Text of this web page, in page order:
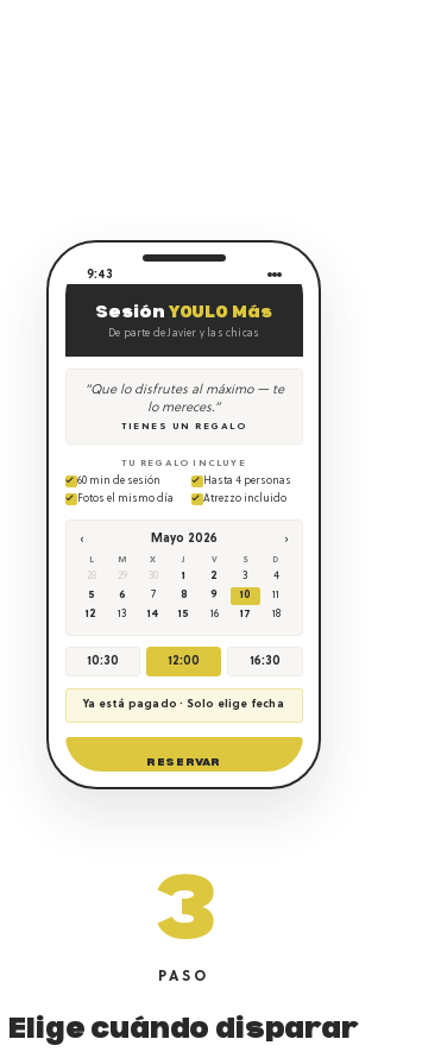
9:43
Sesión YOULO Más
De parte de Javier y las chicas
“Que lo disfrutes al máximo — te
lo mereces.”
TIENES UN REGALO
TU REGALO INCLUYE
60 min de sesión
Hasta 4 personas
Fotos el mismo día
Atrezzo incluido
‹ Mayo 2026 ›
L M X J V S D
28 29 30 1 2 3
4
5
6 7 8 9 10
11
12
13 14 15 16 17 18
10:30 12:00 16:30
Ya está pagado · Solo elige fecha
RESERVAR
3
PASO
Elige cuándo disparar